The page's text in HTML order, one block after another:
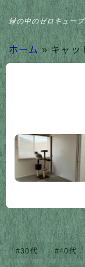
緑の中のゼロキュー
MENU
家のこと
日記
猫との暮らし
ホーム »キャッ
30代 40代